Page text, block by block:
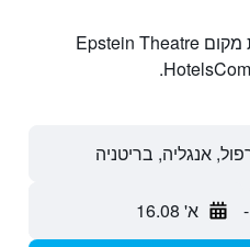
חיפוש והשוואתמלונות בקרבת מקום Epstein Theatre
- א' 16.08